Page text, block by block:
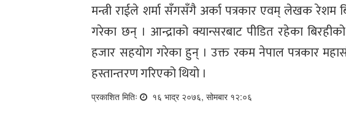
मन्त्री राईले शर्मा सँगसँगै अर्का पत्रकार एवम् लेखक रेशम
गरेका छन् । आन्द्राको क्यान्सरबाट पीडित रहेका
हजार सहयोग गरेका हुन् । उक्त रकम नेपाल पत्रकार
हस्तान्तरण गरिएको थियो ।
प्रकाशित मितिः १६ भाद्र २०७६, सोमबार १२:०६